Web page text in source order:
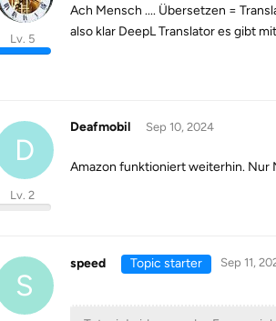
Lv. 5
Ach Mensch .... Übersetzen =
also klar DeepL Translator es gibt
D
Deafmobil
Lv. 2
Sep 10, 2024
Amazon funktioniert weiterhin. Nur
S
speed Topic starter Sep 11,